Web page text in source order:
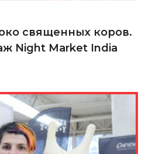
священных коров.
Night Market India